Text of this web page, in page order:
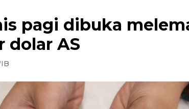
pagi dibuka
dolar AS